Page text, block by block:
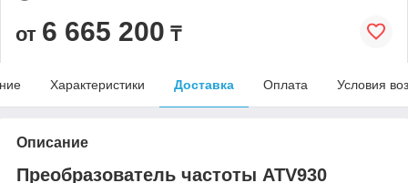
от 6 665 200 ₸
Характеристики Доставка Оплата Условия
Описание
Преобразователь частоты ATV930